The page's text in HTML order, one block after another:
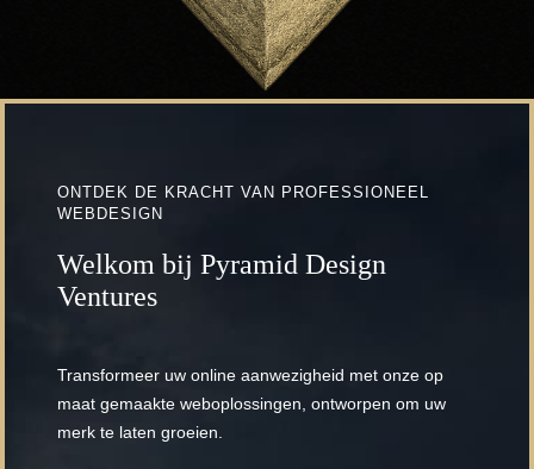
ONTDEK DE KRACHT VAN PROFESSIONEEL
WEBDESIGN
Welkom bij Pyramid Design
Ventures
Transformeer uw online aanwezigheid met onze op
maat gemaakte weboplossingen, ontworpen om uw
merk te laten groeien.